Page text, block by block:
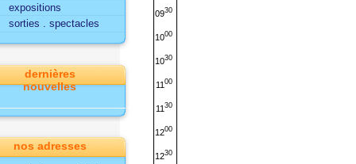
0930
1000
1030
11 00
11 30
1200
1230
expositions
sorties . spectacles
dernières
nouvelles
nos adresses